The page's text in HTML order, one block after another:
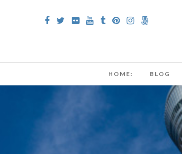
HOME: BLOG